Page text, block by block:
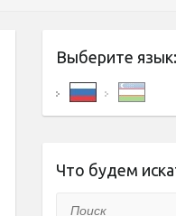
Выберите язык:
Что будем
Поиск